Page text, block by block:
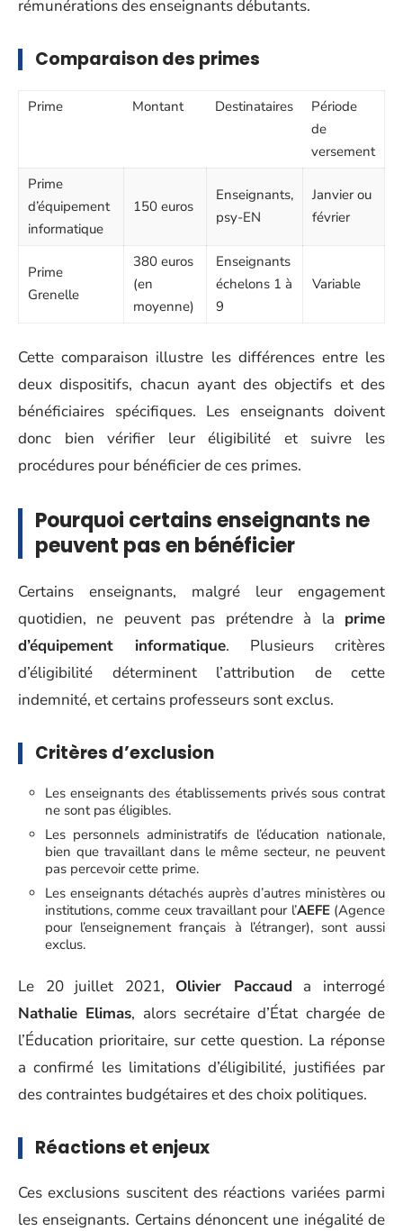
rémunérations des enseignants débutants.
Comparaison des primes
Prime Montant Destinataires
Période
de
versement
Prime
d’équipement
informatique
150 euros
Enseignants,
psy-EN
Janvier ou
février
Prime
Grenelle
380 euros
(en
moyenne)
Enseignants
échelons 1 à
9
Variable
Cette comparaison illustre les différences entre les
deux dispositifs, chacun ayant des objectifs et des
bénéficiaires spécifiques. Les enseignants doivent
donc bien vérifier leur éligibilité et suivre les
procédures pour bénéficier de ces primes.
Pourquoi certains enseignants ne
peuvent pas en bénéficier
Certains enseignants, malgré leur engagement
quotidien, ne peuvent pas prétendre à la prime
d’équipement informatique. Plusieurs critères
d’éligibilité déterminent l’attribution de cette
indemnité, et certains professeurs sont exclus.
Critères d’exclusion
Les enseignants des établissements privés sous contrat
ne sont pas éligibles.
Les personnels administratifs de l’éducation nationale,
bien que travaillant dans le même secteur, ne peuvent
pas percevoir cette prime.
Les enseignants détachés auprès d’autres ministères ou
institutions, comme ceux travaillant pour l’AEFE(Agence
pour l’enseignement français à l’étranger), sont aussi
exclus.
Le 20 juillet 2021, Olivier Paccaud a interrogé
Nathalie Elimas, alors secrétaire d’État chargée de
l’Éducation prioritaire, sur cette question. La réponse
a confirmé les limitations d’éligibilité, justifiées par
des contraintes budgétaires et des choix politiques.
Réactions et enjeux
Ces exclusions suscitent des réactions variées parmi
les enseignants. Certains dénoncent une inégalité de